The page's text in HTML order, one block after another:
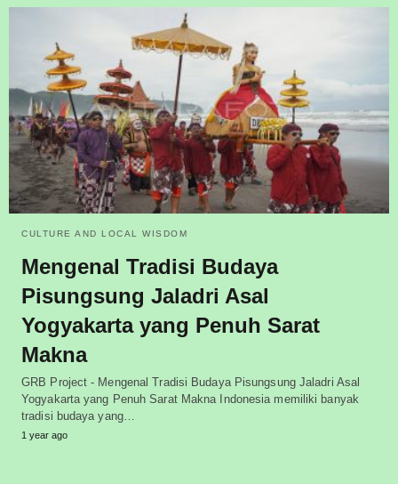
CULTURE AND LOCAL WISDOM
Mengenal Tradisi Budaya
Pisungsung Jaladri Asal
Yogyakarta yang Penuh Sarat
Makna
GRB Project - Mengenal Tradisi Budaya Pisungsung Jaladri Asal
Yogyakarta yang Penuh Sarat Makna Indonesia memiliki banyak
tradisi budaya yang…
1 year ago